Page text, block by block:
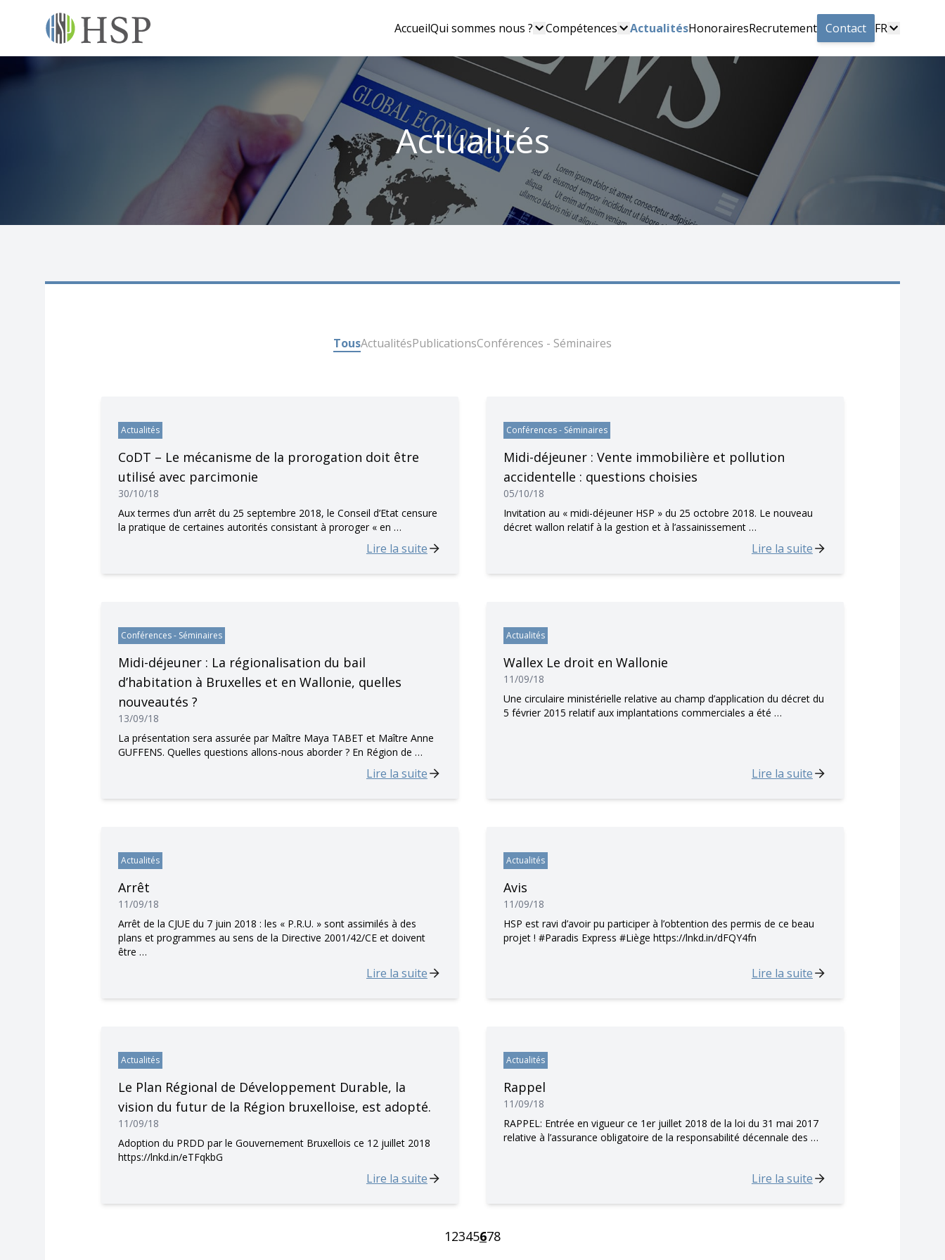
AccueilQui sommes nous ? Compétences ActualitésHonorairesRecrutement Contact FR
Actualités
TousActualitésPublicationsConférences - Séminaires
Actualités
CoDT – Le mécanisme de la prorogation doit être
utilisé avec parcimonie
30/10/18
Aux termes d’un arrêt du 25 septembre 2018, le Conseil d’Etat censure
la pratique de certaines autorités consistant à proroger « en …
Lire la suite
Conférences - Séminaires
Midi-déjeuner : Vente immobilière et pollution
accidentelle : questions choisies
05/10/18
Invitation au « midi-déjeuner HSP » du 25 octobre 2018. Le nouveau
décret wallon relatif à la gestion et à l’assainissement …
Lire la suite
Conférences - Séminaires
Midi-déjeuner : La régionalisation du bail
d’habitation à Bruxelles et en Wallonie, quelles
nouveautés ?
13/09/18
La présentation sera assurée par Maître Maya TABET et Maître Anne
GUFFENS. Quelles questions allons-nous aborder ? En Région de …
Lire la suite
Actualités
Wallex Le droit en Wallonie
11/09/18
Une circulaire ministérielle relative au champ d’application du décret du
5 février 2015 relatif aux implantations commerciales a été …
Lire la suite
Actualités
Arrêt
11/09/18
Arrêt de la CJUE du 7 juin 2018 : les « P.R.U. » sont assimilés à des
plans et programmes au sens de la Directive 2001/42/CE et doivent
être …
Lire la suite
Actualités
Avis
11/09/18
HSP est ravi d’avoir pu participer à l’obtention des permis de ce beau
projet ! #Paradis Express #Liège https://lnkd.in/dFQY4fn
Lire la suite
Actualités
Le Plan Régional de Développement Durable, la
vision du futur de la Région bruxelloise, est adopté.
11/09/18
Adoption du PRDD par le Gouvernement Bruxellois ce 12 juillet 2018
https://lnkd.in/eTFqkbG
Lire la suite
Actualités
Rappel
11/09/18
RAPPEL: Entrée en vigueur ce 1er juillet 2018 de la loi du 31 mai 2017
relative à l’assurance obligatoire de la responsabilité décennale des …
Lire la suite
12345678